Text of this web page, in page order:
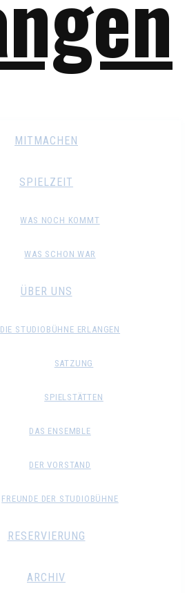
MITMACHEN
SPIELZEIT
WAS NOCH KOMMT
WAS SCHON WAR
ÜBER UNS
DIE STUDIOBÜHNE ERLANGEN
SATZUNG
SPIELSTÄTTEN
DAS ENSEMBLE
DER VORSTAND
FREUNDE DER STUDIOBÜHNE
RESERVIERUNG
ARCHIV